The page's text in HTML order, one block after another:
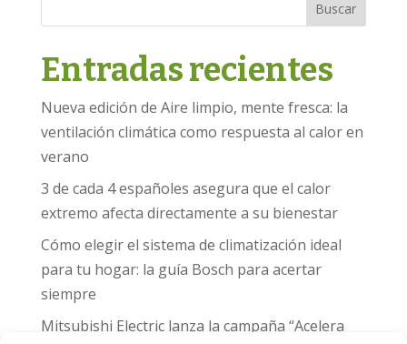
Buscar
Entradas recientes
Nueva edición de Aire limpio, mente fresca: la
ventilación climática como respuesta al calor en
verano
3 de cada 4 españoles asegura que el calor
extremo afecta directamente a su bienestar
Cómo elegir el sistema de climatización ideal
para tu hogar: la guía Bosch para acertar
siempre
Mitsubishi Electric lanza la campaña “Acelera